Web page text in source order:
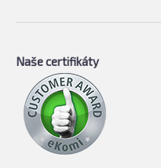
Naše certifikáty